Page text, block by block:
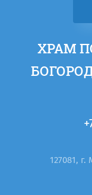
127081,
ХРАМ